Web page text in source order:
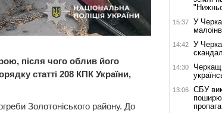
після чого облив його
статті 208 КПК України,
Золотоніського району. До
15:37
У
14:42
У
14:30
13:06
СБУ